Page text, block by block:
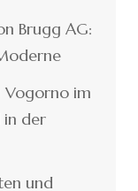
Brugg AG:
Vogorno im
in der
und